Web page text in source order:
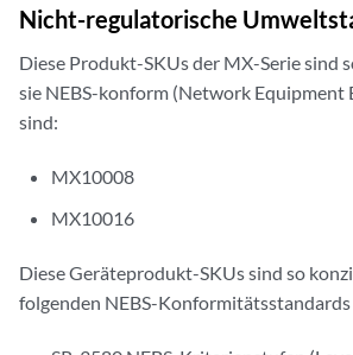
Nicht-regulatorische
Diese Produkt-SKUs der MX-Serie sind
sie NEBS-konform (Network Equipment
sind:
MX10008
MX10016
Diese Geräteprodukt-SKUs sind so
folgenden NEBS-